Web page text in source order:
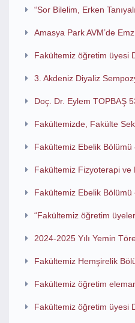
“Sor Bilelim, Erken
Amasya Park AVM’de
Fakültemiz öğretim üyesi
3. Akdeniz Diyaliz
Doç. Dr. Eylem TOPBAŞ
Fakültemizde, Fakülte
Fakültemiz Ebelik Bölümü
Fakültemiz Fizyoterapi ve
Fakültemiz Ebelik Bölümü
“Fakültemiz öğretim
2024-2025 Yılı Yemin
Fakültemiz Hemşirelik
Fakültemiz öğretim
Fakültemiz öğretim üyesi